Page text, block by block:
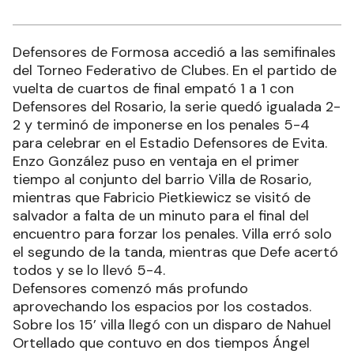
Defensores de Formosa accedió a las semifinales
del Torneo Federativo de Clubes. En el partido de
vuelta de cuartos de final empató 1 a 1 con
Defensores del Rosario, la serie quedó igualada 2-
2 y terminó de imponerse en los penales 5-4
para celebrar en el Estadio Defensores de Evita.
Enzo González puso en ventaja en el primer
tiempo al conjunto del barrio Villa de Rosario,
mientras que Fabricio Pietkiewicz se visitó de
salvador a falta de un minuto para el final del
encuentro para forzar los penales. Villa erró solo
el segundo de la tanda, mientras que Defe acertó
todos y se lo llevó 5-4.
Defensores comenzó más profundo
aprovechando los espacios por los costados.
Sobre los 15’ villa llegó con un disparo de Nahuel
Ortellado que contuvo en dos tiempos Ángel